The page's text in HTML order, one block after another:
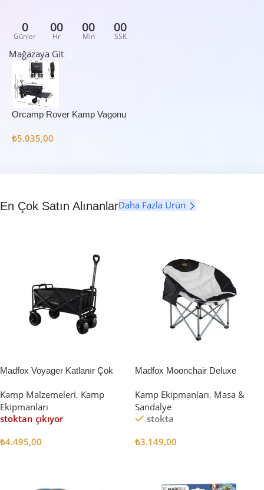
0
Günler
00
Hr
00
Min
00
SSK
Mağazaya Git
Orcamp Rover Kamp Vagonu
₺5.035,00
En Çok Satın AlınanlarDaha Fazla Ürün
Madfox Voyager Katlanır Çok
[Vagon] BLACK
Kamp Malzemeleri, Kamp
Ekipmanları
stoktan çıkıyor
₺4.495,00
Madfox Moonchair Deluxe
Siyah/Gri
Kamp Ekipmanları, Masa &
Sandalye
stokta
₺3.149,00